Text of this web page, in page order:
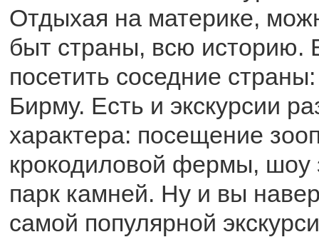
Отдыхая на материке,
быт страны, всю историю.
посетить соседние
Бирму. Есть и экскурсии
характера: посещение
крокодиловой фермы, шоу
парк камней. Ну и вы
самой популярной